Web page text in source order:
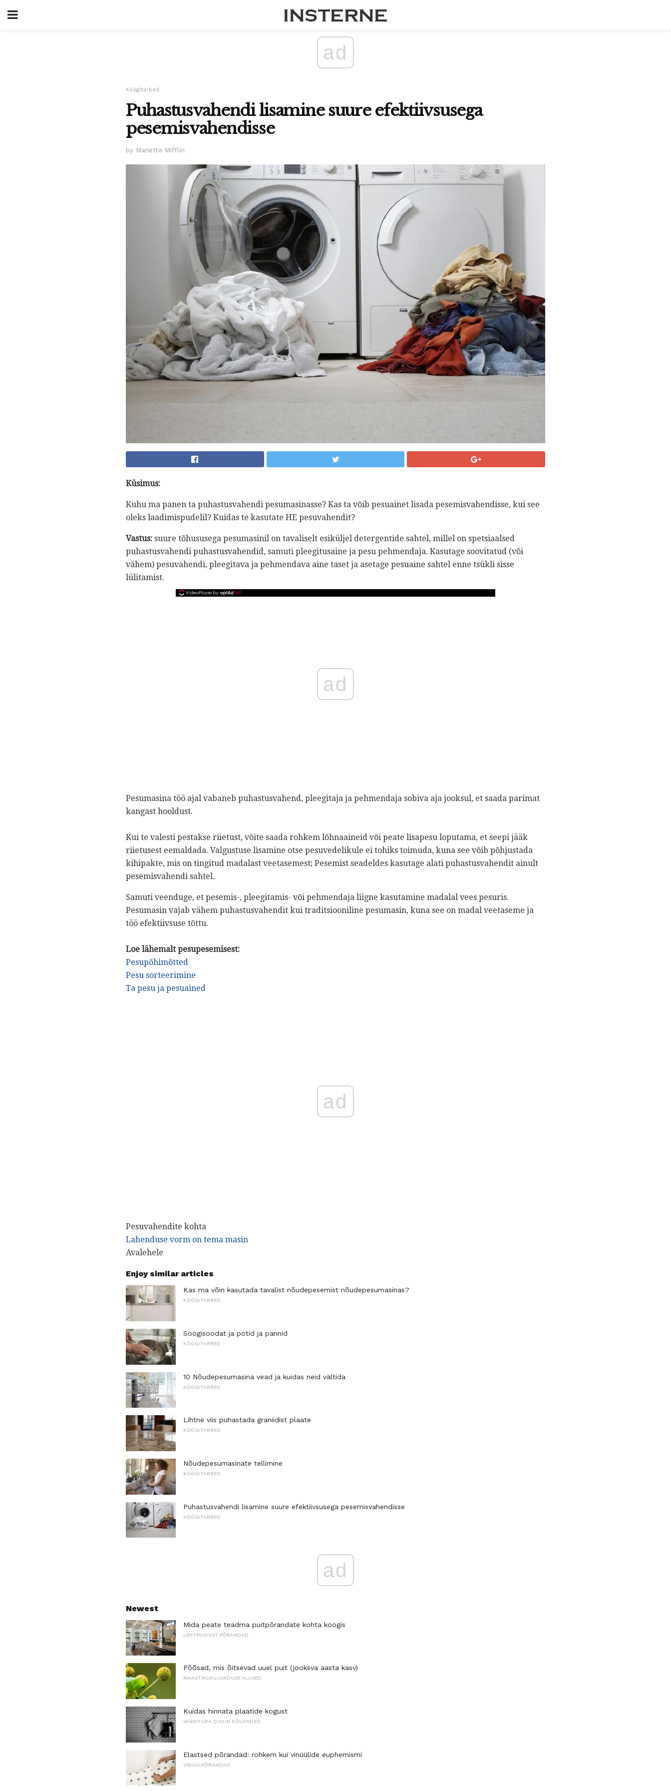
ad
Köögitarbed
Puhastusvahendi lisamine suure efektiivsusega
pesemisvahendisse
by Mariette Mifflin
Küsimus:
Kuhu ma panen ta puhastusvahendi pesumasinasse? Kas ta võib pesuainet lisada pesemisvahendisse, kui see
oleks laadimispudelil? Kuidas te kasutate HE pesuvahendit?
Vastus: suure tõhususega pesumasinil on tavaliselt esiküljel detergentide sahtel, millel on spetsiaalsed
puhastusvahendi puhastusvahendid, samuti pleegitusaine ja pesu pehmendaja. Kasutage soovitatud (või
vähem) pesuvahendi, pleegitava ja pehmendava aine taset ja asetage pesuaine sahtel enne tsükli sisse
lülitamist.
ad
Pesumasina töö ajal vabaneb puhastusvahend, pleegitaja ja pehmendaja sobiva aja jooksul, et saada parimat
kangast hooldust.
Kui te valesti pestakse riietust, võite saada rohkem lõhnaaineid või peate lisapesu loputama, et seepi jääk
riietusest eemaldada. Valgustuse lisamine otse pesuvedelikule ei tohiks toimuda, kuna see võib põhjustada
kihipakte, mis on tingitud madalast veetasemest; Pesemist seadeldes kasutage alati puhastusvahendit ainult
pesemisvahendi sahtel.
Samuti veenduge, et pesemis-, pleegitamis- või pehmendaja liigne kasutamine madalal vees pesuris.
Pesumasin vajab vähem puhastusvahendit kui traditsiooniline pesumasin, kuna see on madal veetaseme ja
töö efektiivsuse tõttu.
Loe lähemalt pesupesemisest:
Pesupõhimõtted
Pesu sorteerimine
Ta pesu ja pesuained
ad
Pesuvahendite kohta
Lahenduse vorm on tema masin
Avalehele
Enjoy similar articles
Kas ma võin kasutada tavalist nõudepesemist nõudepesumasinas?
KÖÖGITARBED
Söögisoodat ja potid ja pannid
KÖÖGITARBED
10 Nõudepesumasina vead ja kuidas neid vältida
KÖÖGITARBED
Lihtne viis puhastada graniidist plaate
KÖÖGITARBED
Nõudepesumasinate tellimine
KÖÖGITARBED
Puhastusvahendi lisamine suure efektiivsusega pesemisvahendisse
KÖÖGITARBED
ad
Newest
Mida peate teadma puitpõrandate kohta köögis
LEHTPUIDUST PÕRANDAD
Põõsad, mis õitsevad uuel puit (jooksva aasta kasv)
MAASTIKUKUJUNDUSE ALUSED
Kuidas hinnata plaatide kogust
VANNITUBA DISAIN NÕUANDED
Elastsed põrandad: rohkem kui vinüülide euphemismi
VINÜÜLPÕRANDAD